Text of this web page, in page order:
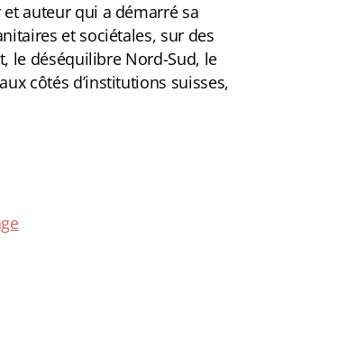
auteur qui a démarré sa
et sociétales, sur des
le déséquilibre Nord-Sud, le
côtés d’institutions suisses,